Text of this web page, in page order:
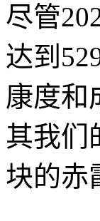
尽管
达到
康度和
其我们
块的赤